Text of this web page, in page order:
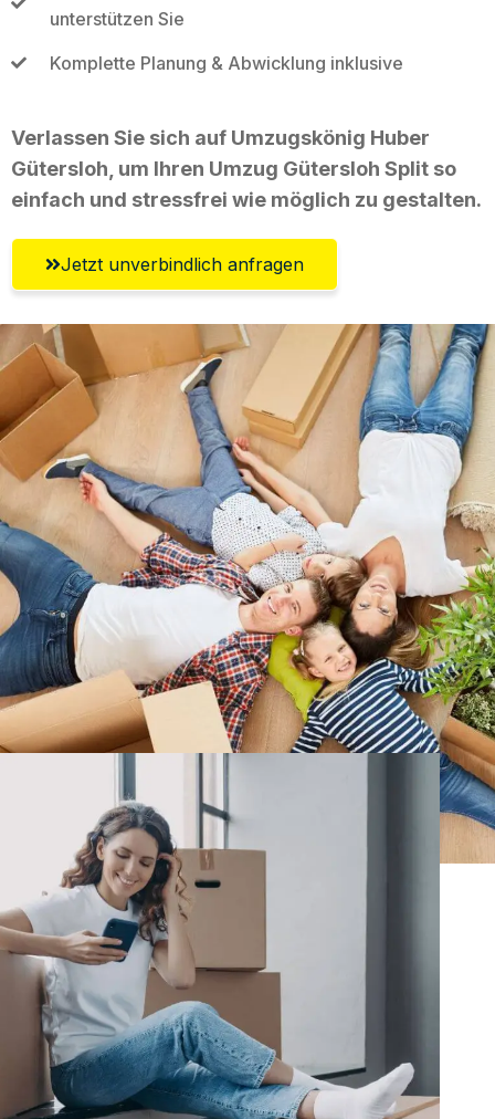
unterstützen Sie
Komplette Planung & Abwicklung inklusive
Verlassen Sie sich auf Umzugskönig Huber
Gütersloh, um Ihren Umzug Gütersloh Split so
einfach und stressfrei wie möglich zu gestalten.
Jetzt unverbindlich anfragen